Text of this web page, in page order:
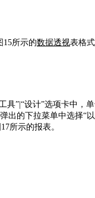
15所示的数据透视表格式
具”|“设计”选项卡中，
出的下拉菜单中选择“
所示的报表。